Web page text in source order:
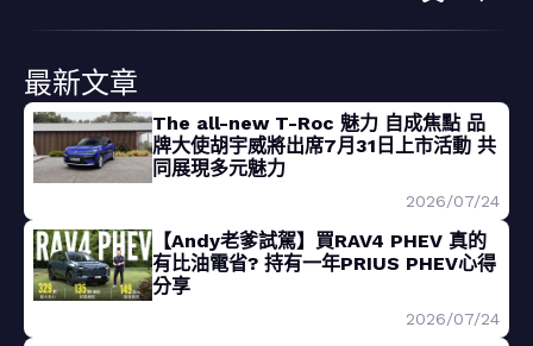
最新文章
The all-new T-Roc 魅力 自成焦點 品
牌大使胡宇威將出席7月31日上市活動 共
同展現多元魅力
2026/07/24
【Andy老爹試駕】買RAV4 PHEV 真的
有比油電省? 持有一年PRIUS PHEV心得
分享
2026/07/24